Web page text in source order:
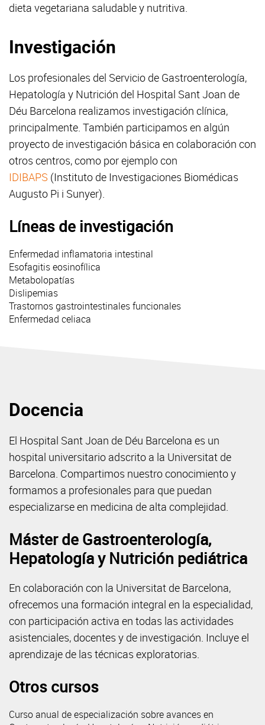
dieta vegetariana saludable y nutritiva.
Investigación
Los profesionales del Servicio de Gastroenterología,
Hepatología y Nutrición del Hospital Sant Joan de
Déu Barcelona realizamos investigación clínica,
principalmente. También participamos en algún
proyecto de investigación básica en colaboración con
otros centros, como por ejemplo con
IDIBAPS (Instituto de Investigaciones Biomédicas
Augusto Pi i Sunyer).
Líneas de investigación
Enfermedad inflamatoria intestinal
Esofagitis eosinofílica
Metabolopatías
Dislipemias
Trastornos gastrointestinales funcionales
Enfermedad celiaca
Docencia
El Hospital Sant Joan de Déu Barcelona es un
hospital universitario adscrito a la Universitat de
Barcelona. Compartimos nuestro conocimiento y
formamos a profesionales para que puedan
especializarse en medicina de alta complejidad.
Máster de Gastroenterología,
Hepatología y Nutrición pediátrica
En colaboración con la Universitat de Barcelona,
ofrecemos una formación integral en la especialidad,
con participación activa en todas las actividades
asistenciales, docentes y de investigación. Incluye el
aprendizaje de las técnicas exploratorias.
Otros cursos
Curso anual de especialización sobre avances en